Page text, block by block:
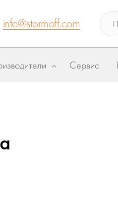
info@stormoff.com
Сервис